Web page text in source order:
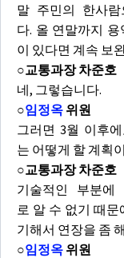
말 주민의 한사
다. 올 연말까지
이 있다면 계속 보
○교통과장 차준호
네, 그렇습니다.
○임정옥 위원
그러면 3월 이후
는 어떻게 할 계획
○교통과장 차준호
기술적인 부분에
로 알 수 없기 때
기해서 연장을 좀
○임정옥 위원